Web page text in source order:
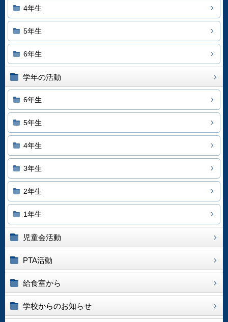
4年生
5年生
6年生
学年の活動
6年生
5年生
4年生
3年生
2年生
1年生
児童会活動
PTA活動
給食室から
学校からのお知らせ